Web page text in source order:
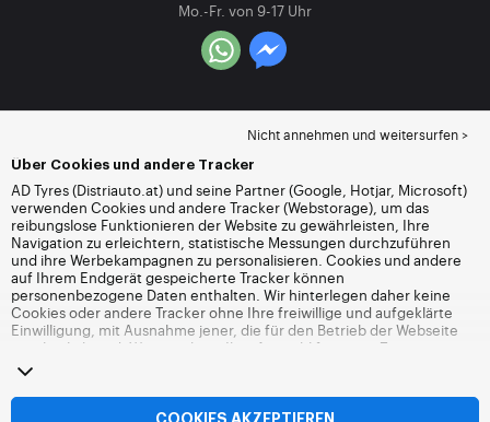
Mo.-Fr. von 9-17 Uhr
Nicht annehmen und weitersurfen >
Über Cookies und andere Tracker
AD Tyres (Distriauto.at) und seine Partner (Google, Hotjar, Microsoft)
verwenden Cookies und andere Tracker (Webstorage), um das
reibungslose Funktionieren der Website zu gewährleisten, Ihre
Navigation zu erleichtern, statistische Messungen durchzuführen
und ihre Werbekampagnen zu personalisieren. Cookies und andere
auf Ihrem Endgerät gespeicherte Tracker können
personenbezogene Daten enthalten. Wir hinterlegen daher keine
Cookies oder andere Tracker ohne Ihre freiwillige und aufgeklärte
Einwilligung, mit Ausnahme jener, die für den Betrieb der Webseite
unerlässlich sind. Wir speichern Ihre Auswahl für einen Zeitraum von
6 Monaten. Sie können Ihre Einwilligung jederzeit widerrufen, indem
Sie die Webseite
die Möglichkeit, Ihre Navigation fortzusetzen, ohne die Hinterlegung
von Cookies oder anderen Trackern zu akzeptieren. Die Ablehnung
COOKIES AKZEPTIEREN